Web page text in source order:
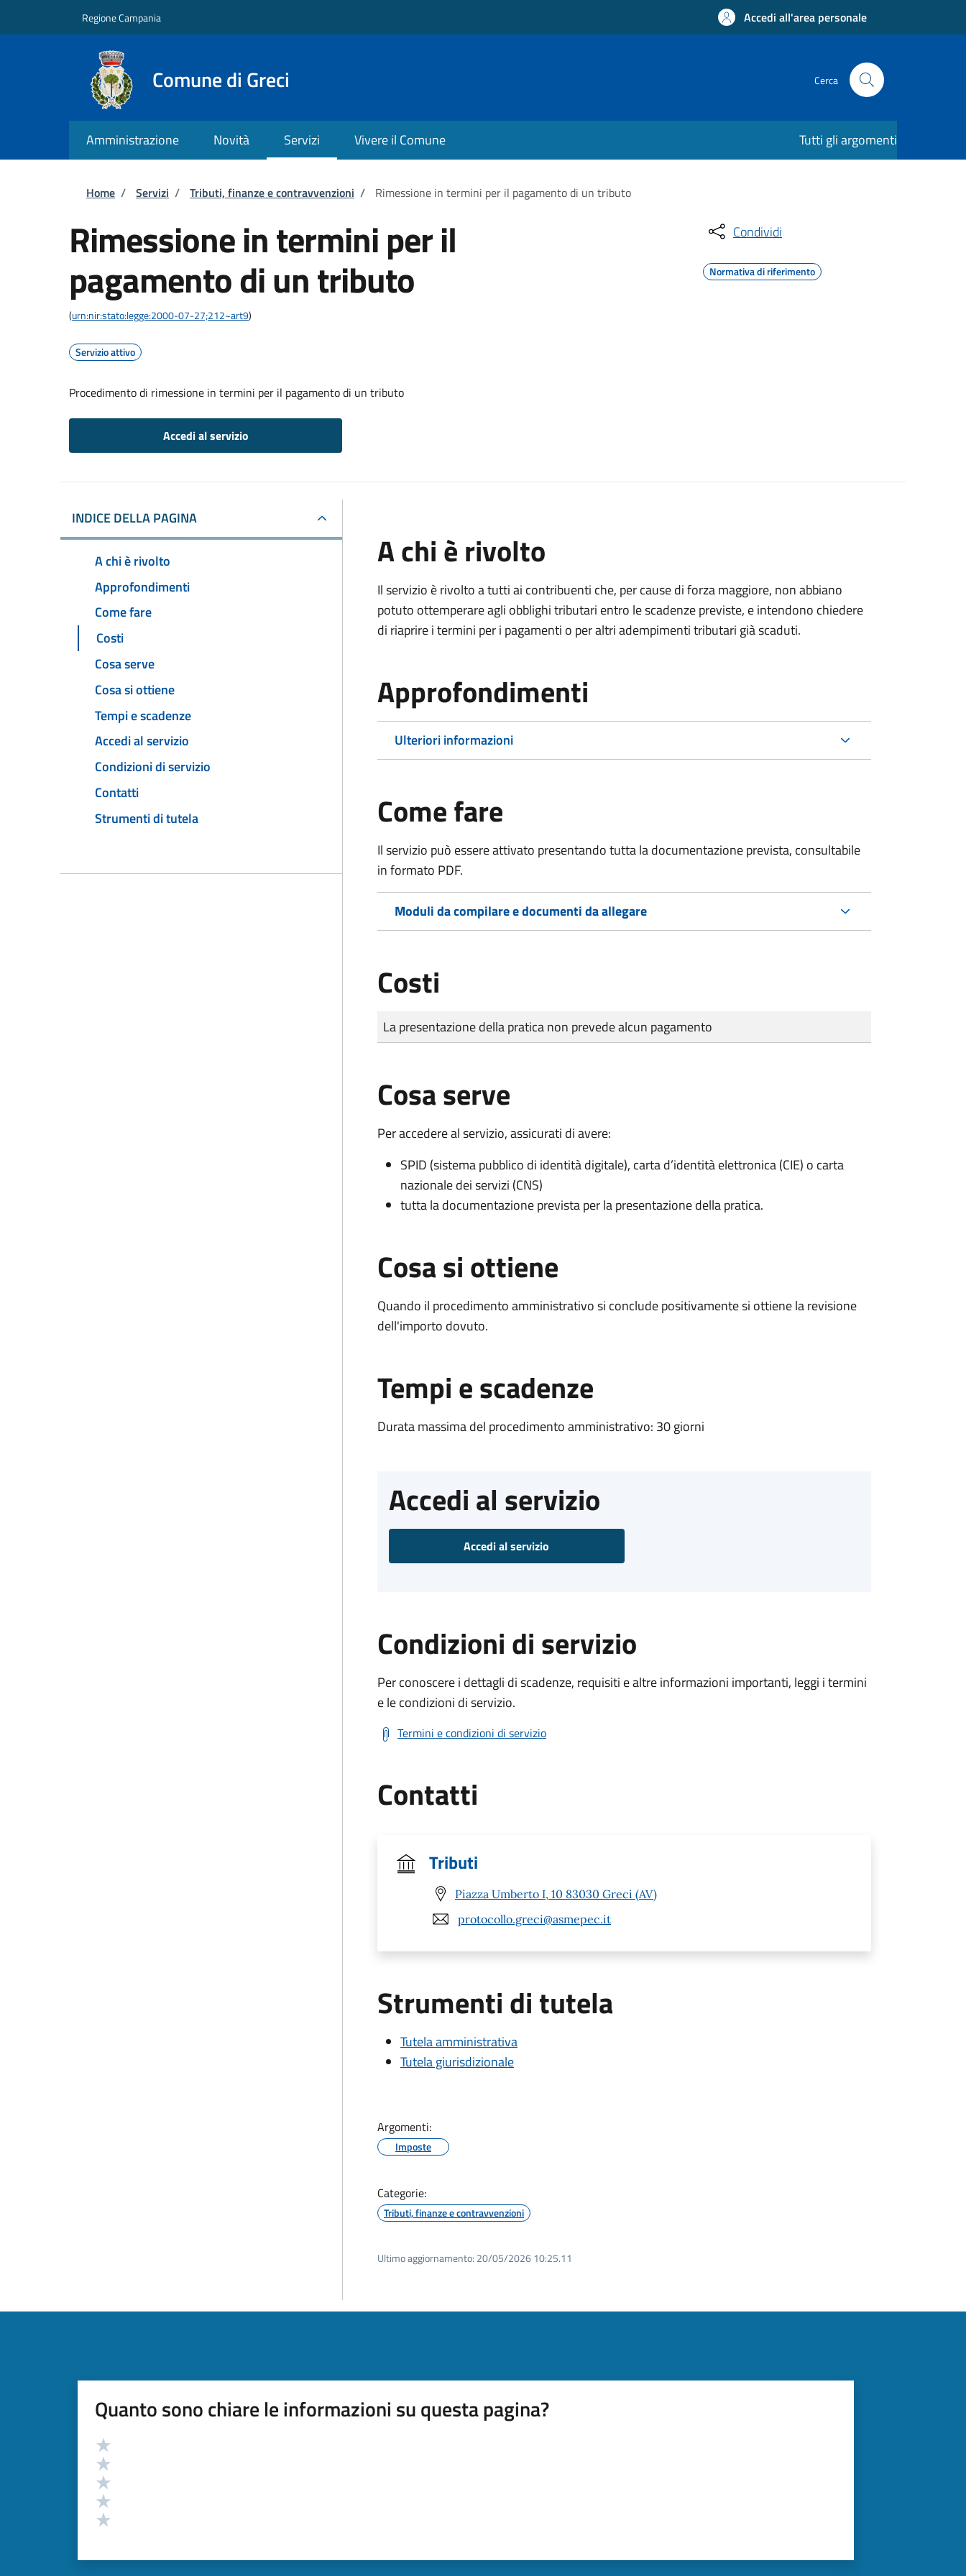
Regione Campania Accedi all'area personale
Comune di Greci Cerca
Amministrazione Novità Servizi Vivere il Comune Tutti gli argomenti
Briciole di pane
Home / Servizi / Tributi, finanze e contravvenzioni / Rimessione in termini per il pagamento di un tributo
Rimessione in termini per il
pagamento di un tributo
(urn:nir:stato:legge:2000-07-27;212~art9)
Servizio attivo
Procedimento di rimessione in termini per il pagamento di un tributo
Accedi al servizio
Condividi
Normativa di riferimento
INDICE DELLA PAGINA
A chi è rivolto
Approfondimenti
Come fare
Costi
Cosa serve
Cosa si ottiene
Tempi e scadenze
Accedi al servizio
Condizioni di servizio
Contatti
Strumenti di tutela
A chi è rivolto
Il servizio è rivolto a tutti ai contribuenti che, per cause di forza maggiore, non abbiano
potuto ottemperare agli obblighi tributari entro le scadenze previste, e intendono chiedere
di riaprire i termini per i pagamenti o per altri adempimenti tributari già scaduti.
Approfondimenti
Ulteriori informazioni
Come fare
Il servizio può essere attivato presentando tutta la documentazione prevista, consultabile
in formato PDF.
Moduli da compilare e documenti da allegare
Costi
Tipo di pagamento
Importo
La presentazione della pratica non prevede alcun pagamento
Cosa serve
Per accedere al servizio, assicurati di avere:
SPID (sistema pubblico di identità digitale), carta d’identità elettronica (CIE) o carta
nazionale dei servizi (CNS)
tutta la documentazione prevista per la presentazione della pratica.
Cosa si ottiene
Quando il procedimento amministrativo si conclude positivamente si ottiene la revisione
dell'importo dovuto.
Tempi e scadenze
Durata massima del procedimento amministrativo: 30 giorni
Accedi al servizio
Accedi al servizio
Condizioni di servizio
Per conoscere i dettagli di scadenze, requisiti e altre informazioni importanti, leggi i termini
e le condizioni di servizio.
Termini e condizioni di servizio
Contatti
Tributi
Piazza Umberto I, 10 83030 Greci (AV)
protocollo.greci@asmepec.it
Strumenti di tutela
Tutela amministrativa
Tutela giurisdizionale
Argomenti:
Imposte
Categorie:
Tributi, finanze e contravvenzioni
Ultimo aggiornamento: 20/05/2026 10:25.11
Quanto sono chiare le informazioni su questa pagina?
Valutazione